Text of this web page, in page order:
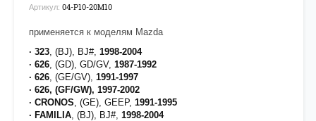
Артикул: 04-P10-20М10
применяется к моделям Mazda
· 323 , (BJ), BJ#, 1998-2004
· 626 , (GD), GD/GV, 1987-1992
· 626 , (GE/GV), 1991-1997
· 626, (GF/GW), 1997-2002
· CRONOS , (GE), GEEP, 1991-1995
· FAMILIA , (BJ), BJ#, 1998-2004